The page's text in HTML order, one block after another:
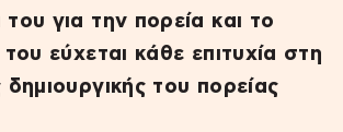
για την πορεία και το
εύχεται κάθε επιτυχία στη
δημιουργικής του πορείας